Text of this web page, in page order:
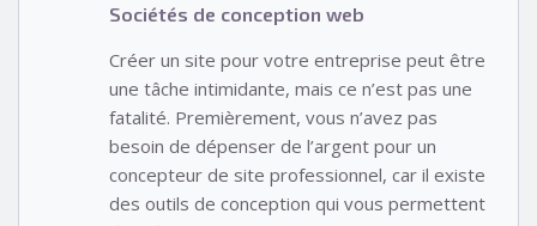
Sociétés de conception web
Créer un site pour votre entreprise peut être
une tâche intimidante, mais ce n’est pas une
fatalité. Premièrement, vous n’avez pas
besoin de dépenser de l’argent pour un
concepteur de site professionnel, car il existe
des outils de conception qui vous permettent